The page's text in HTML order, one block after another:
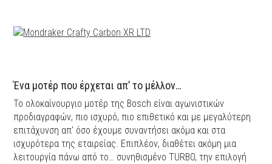
Ένα μοτέρ που έρχεται απ’ το μέλλον…
Το ολοκαίνουργιο μοτέρ της Bosch είναι αγωνιστικών
προδιαγραφών, πιο ισχυρό, πιο επιθετικό και με μεγαλύτερη
επιτάχυνση απ’ όσο έχουμε συναντήσει ακόμα και στα
ισχυρότερα της εταιρείας. Επιπλέον, διαθέτει ακόμη μια
λειτουργία πάνω από το… συνηθισμένο TURBO, την επιλογή